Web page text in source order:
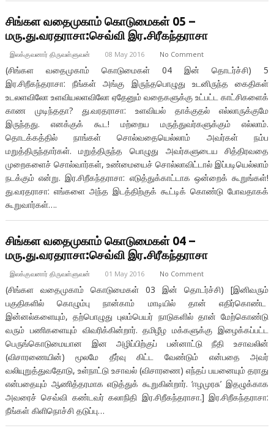
சிங்கள வதைமுகாம் கொடுமைகள் 05 –
மரு.து.வரதராசா:செவ்வி இர.சிரீகந்தராசா
இலக்குவனார் திருவள்ளுவன் 08 May 2016 No Comment
(சிங்கள வதைமுகாம் கொடுமைகள் 04 இன் தொடர்ச்சி) 5
இர.சிறீகந்தராசா: நீங்கள் அங்கு இருந்தபொழுது உடனிருந்த கைதிகள்
உடலளவிலோ உளவியலளவிலோ ஏதேனும் வதைகளுக்கு உட்பட்ட காட்சிகளைக்
காண முடிந்ததா? து.வரதராசா: உளவியல் தாக்குதல் எல்லாருக்குமே
இருந்தது. எனக்குக் கூட! மற்றைய மருத்துவர்களுக்கும் எல்லாம்.
தொடக்கத்தில் நாங்கள் சொல்வதையெல்லாம் அவர்கள் நம்ப
மறுத்திருந்தார்கள். மறுத்திருந்த பொழுது அவர்களுடைய சித்திரவதை
முறைகளைச் சொல்வார்கள், உண்மையைச் சொல்லாவிட்டால் இப்படியெல்லாம்
நடக்கும் என்று. இர.சிறீகந்தராசா: எடுத்துக்காட்டாக ஒன்றைக் கூறுங்கள்!
து.வரதராசா: எங்களை அந்த இடத்திற்குக் கூட்டிக் கொண்டு போவதாகக்
கூறுவார்கள்….
சிங்கள வதைமுகாம் கொடுமைகள் 04 –
மரு.து.வரதராசா:செவ்வி இர.சிரீகந்தராசா
இலக்குவனார் திருவள்ளுவன் 01 May 2016 No Comment
(சிங்கள வதைமுகாம் கொடுமைகள் 03 இன் தொடர்ச்சி) [இனிவரும்
பகுதிகளில் கொழும்பு நான்காம் மாடியில் தான் எதிர்கொண்ட
இன்னல்களையும், தற்பொழுது புலம்பெயர் நாடுகளில் தான் மேற்கொண்டு
வரும் பணிகளையும் விவரிக்கின்றார். தமிழீழ மக்களுக்கு இழைக்கப்பட்ட
பெருங்கொடுமையான இன அழிப்பிற்குப் பன்னாட்டு நீதி உசாவலின்
(விசாரணையின்) மூலமே தீர்வு கிட்ட வேண்டும் என்பதை அவர்
வலியுறுத்துவதோடு, உள்நாட்டு உசாவல் (விசாரணை) எந்தப் பயனையும் தராது
என்பதையும் ஆணித்தரமாக எடுத்துக் கூறுகின்றார். ‘ஈழமுரசு’ இதழுக்காக
அவரைச் செவ்வி கண்டவர் கலாநிதி இர.சிறீகந்தராசா.] இர.சிறீகந்தராசா:
நீங்கள் கிளிநொச்சி தடுப்பு…